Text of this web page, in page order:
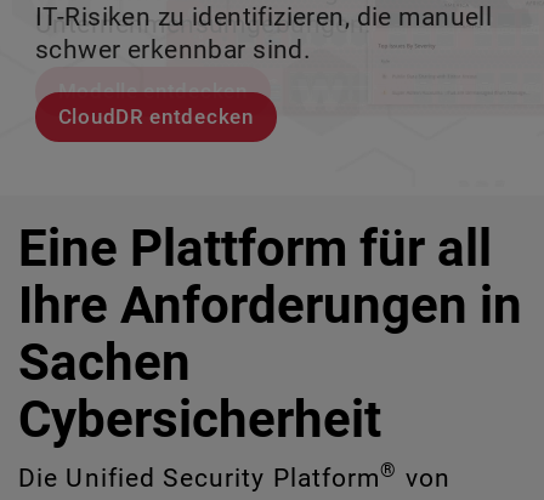
Unternehmensumgebungen.
Modelle entdecken
IT-Risiken zu identifizieren, die manuell
schwer erkennbar sind.
CloudDR entdecken
zu verlieren.
Lernen Sie Rai kennen
ermöglicht.
Lernen Sie WatchGuard EDR kennen
Eine Plattform für all
Ihre Anforderungen in
Sachen
Cybersicherheit
Die Unified Security Platform® von